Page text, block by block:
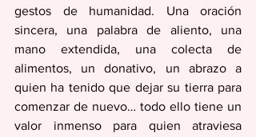
gestos de humanidad. Una oración
sincera, una palabra de aliento, una
mano extendida, una colecta de
alimentos, un donativo, un abrazo a
quien ha tenido que dejar su tierra para
comenzar de nuevo… todo ello tiene un
valor inmenso para quien atraviesa